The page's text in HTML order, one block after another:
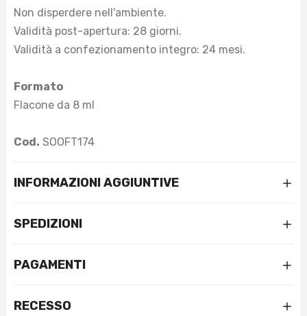
Non disperdere nell'ambiente.
Validità post-apertura: 28 giorni.
Validità a confezionamento integro: 24 mesi.
Formato
Flacone da 8 ml
Cod. SOOFT174
INFORMAZIONI AGGIUNTIVE
SPEDIZIONI
PAGAMENTI
RECESSO